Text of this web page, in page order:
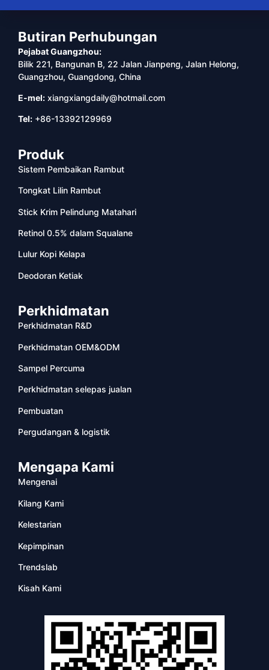
Butiran Perhubungan
Pejabat Guangzhou:
Bilik 221, Bangunan B, 22 Jalan Jianpeng, Jalan Helong,
Guangzhou, Guangdong, China
E-mel: xiangxiangdaily@hotmail.com
Tel: +86-13392129969
Produk
Sistem Pembaikan Rambut
Tongkat Lilin Rambut
Stick Krim Pelindung Matahari
Retinol 0.5% dalam Squalane
Lulur Kopi Kelapa
Deodoran Ketiak
Perkhidmatan
Perkhidmatan R&D
Perkhidmatan OEM&ODM
Sampel Percuma
Perkhidmatan selepas jualan
Pembuatan
Pergudangan & logistik
Mengapa Kami
Mengenai
Kilang Kami
Kelestarian
Kepimpinan
Trendslab
Kisah Kami